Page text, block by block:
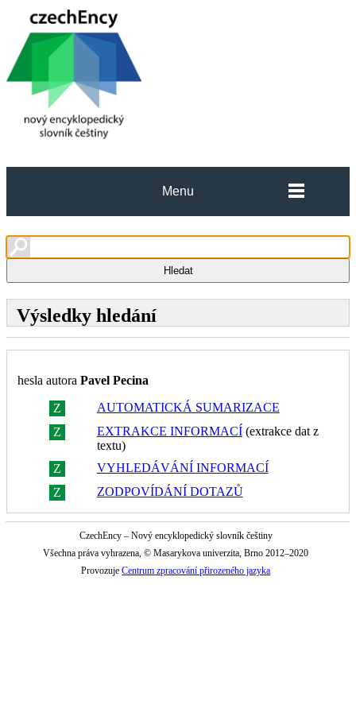
Menu
Výsledky hledání
hesla autora Pavel Pecina
Z
AUTOMATICKÁ SUMARIZACE
Z
EXTRAKCE INFORMACÍ(extrakce dat z
textu)
Z
VYHLEDÁVÁNÍ INFORMACÍ
Z
ZODPOVÍDÁNÍ DOTAZŮ
CzechEncy – Nový encyklopedický slovník češtiny
Všechna práva vyhrazena, © Masarykova univerzita, Brno 2012–2020
ProvozujeCentrum zpracování přirozeného jazyka